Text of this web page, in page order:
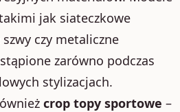
jak siateczkowe
czy metaliczne
zarówno podczas
stylizacjach.
crop topy sportowe –